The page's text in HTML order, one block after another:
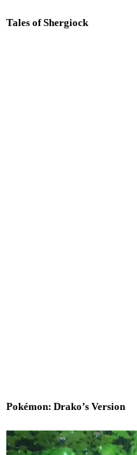
Tales of Shergiock
Pokémon: Drako’s Version